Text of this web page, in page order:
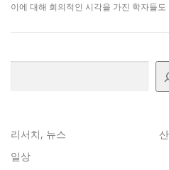
이에 대해 회의적인 시각을 가진 학자들
리서치, 뉴스
일상